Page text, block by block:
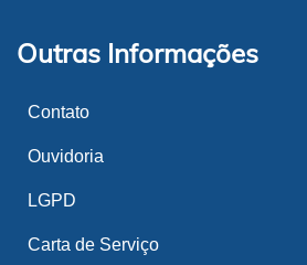
Outras Informações
Contato
Ouvidoria
LGPD
Carta de Serviço